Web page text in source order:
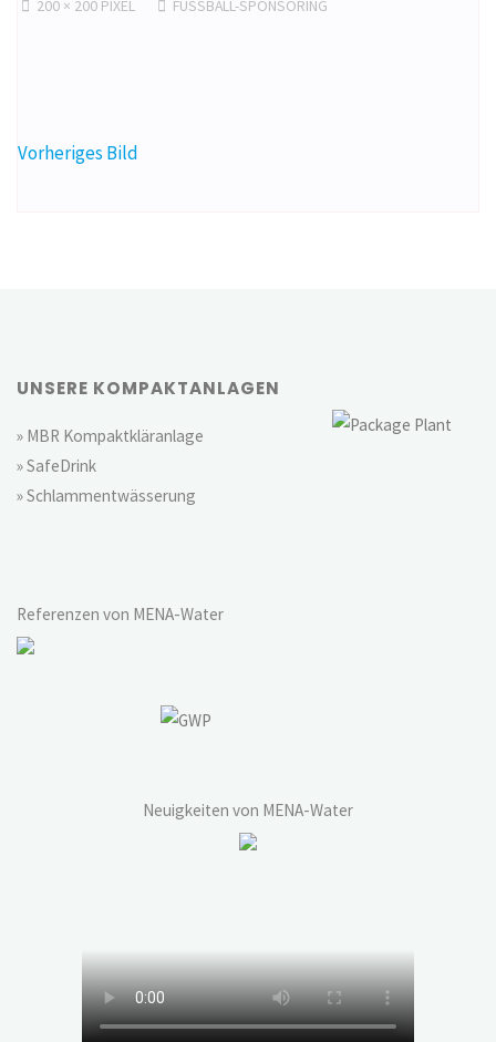
ORIGINALGRÖSSE
200 × 200 PIXEL FUSSBALL-SPONSORING
Vorheriges Bild
UNSERE KOMPAKTANLAGEN
» MBR Kompaktkläranlage
» SafeDrink
» Schlammentwässerung
Referenzen von MENA-Water
Neuigkeiten von MENA-Water